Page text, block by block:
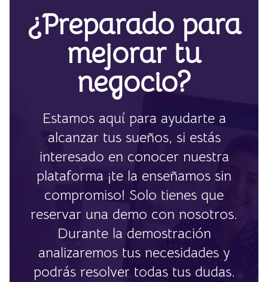
¿Preparado para
mejorar tu
negocio?
Estamos aquí para ayudarte a
alcanzar tus sueños, si estás
interesado en conocer nuestra
plataforma ¡te la enseñamos sin
compromiso! Solo tienes que
reservar una demo con nosotros.
Durante la demostración
analizaremos tus necesidades y
podrás resolver todas tus dudas.